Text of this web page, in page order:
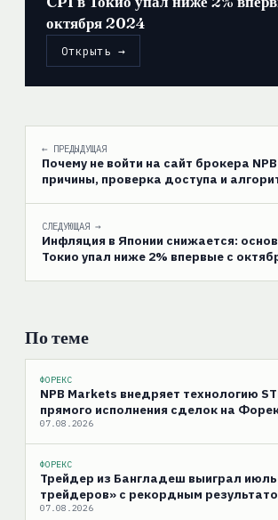
октября 2024
Открыть →
← ПРЕДЫДУЩАЯ
Почему не войти на сайт брокера
причины, проверка доступа и
СЛЕДУЮЩАЯ →
Инфляция в Японии снижается:
Токио упал ниже 2% впервые с
По теме
ФОРЕКС
NPB Markets внедряет технологию
прямого исполнения сделок на
07.08.2026
ФОРЕКС
Трейдер из Бангладеш выиграл
трейдеров» с рекордным
07.08.2026